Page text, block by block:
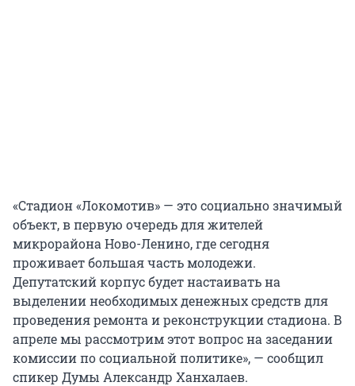
«Стадион «Локомотив» — это социально значимый
объект, в первую очередь для жителей
микрорайона Ново-Ленино, где сегодня
проживает большая часть молодежи.
Депутатский корпус будет настаивать на
выделении необходимых денежных средств для
проведения ремонта и реконструкции стадиона. В
апреле мы рассмотрим этот вопрос на заседании
комиссии по социальной политике», — сообщил
спикер Думы Александр Ханхалаев.